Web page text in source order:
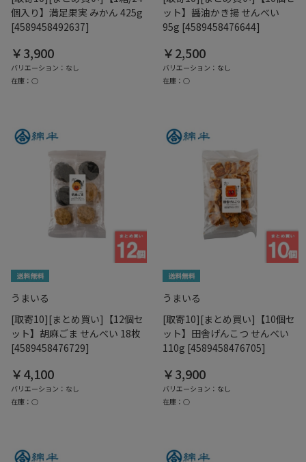
個入り】満足果実 みかん 425g
[4589458492637]
￥3,900
バリエーション：なし
在庫：○
ット】醤油かき揚 せんべい
95g [4589458476644]
￥2,500
バリエーション：なし
在庫：○
うまいる
[取寄10][まとめ買い]【12個セ
ット】胡麻ごま せんべい 18枚
[4589458476729]
￥4,100
バリエーション：なし
在庫：○
うまいる
[取寄10][まとめ買い]【10個セ
ット】田舎げんこつ せんべい
110g [4589458476705]
￥3,900
バリエーション：なし
在庫：○